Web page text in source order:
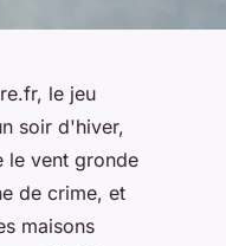
le jeu
soir d'hiver,
le vent gronde
de crime, et
maisons